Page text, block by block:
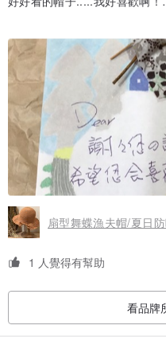
扇型舞蝶漁夫帽/夏日
1 人覺得有幫助
看品牌